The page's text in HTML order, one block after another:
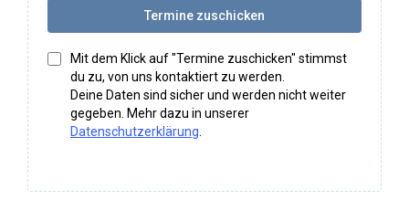
Termine zuschicken
Mit dem Klick auf "Termine zuschicken" stimmst
du zu, von uns kontaktiert zu werden.
Deine Daten sind sicher und werden nicht weiter
gegeben. Mehr dazu in unserer
Datenschutzerklärung